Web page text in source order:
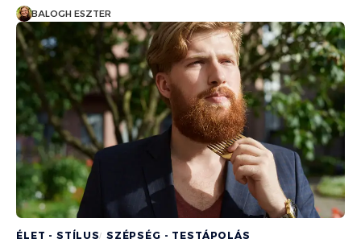
BALOGH ESZTER
ÉLET - STÍLUS SZÉPSÉG - TESTÁPOLÁS